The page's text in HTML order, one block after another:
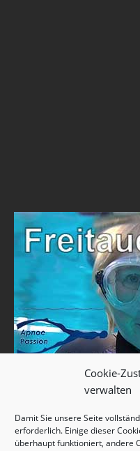
Cookie-
verwalten
Damit Sie unsere Seite
erforderlich. Einige dieser
überhaupt funktioniert, andere